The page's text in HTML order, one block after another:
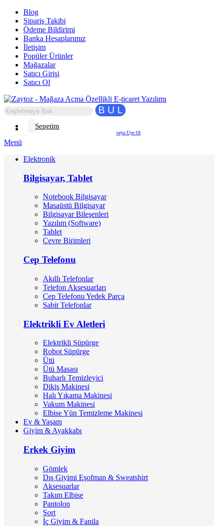
Blog
Sipariş Takibi
Ödeme Bildirimi
Banka Hesaplarımız
İletişim
Popüler Ürünler
Mağazalar
Satıcı Girişi
Satıcı Ol
B U L
Giriş Yap veya Üye Ol
Sepetim
Menü
Elektronik
Bilgisayar, Tablet
Notebook Bilgisayar
Masaüstü Bilgisayar
Bilgisayar Bileşenleri
Yazılım (Software)
Tablet
Çevre Birimleri
Cep Telefonu
Akıllı Telefonlar
Telefon Aksesuarları
Cep Telefonu Yedek Parça
Sabit Telefonlar
Elektrikli Ev Aletleri
Elektrikli Süpürge
Robot Süpürge
Ütü
Ütü Masası
Buharlı Temizleyici
Dikiş Makinesi
Halı Yıkama Makinesi
Vakum Makinesi
Elbise Yün Temizleme Makinesi
Ev & Yaşam
Giyim & Ayakkabı
Erkek Giyim
Gömlek
Dış Giyimi Eşofman & Sweatshirt
Aksesuarlar
Takım Elbise
Pantolon
Şort
İç Giyim & Fanila